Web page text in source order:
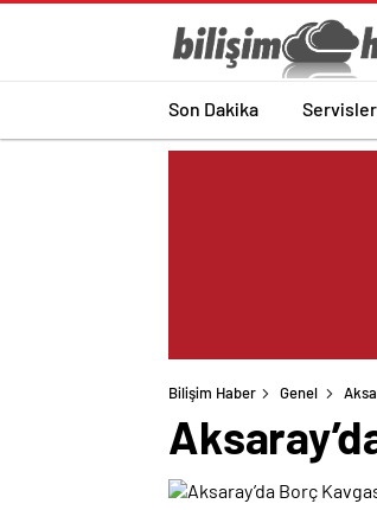
Son Dakika Servisler
Bilişim Haber Genel